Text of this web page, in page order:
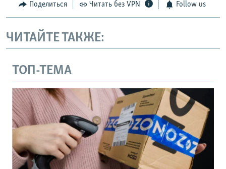
Поделиться Читать без VPN Follow us
ЧИТАЙТЕ ТАКЖЕ:
ТОП-ТЕМА